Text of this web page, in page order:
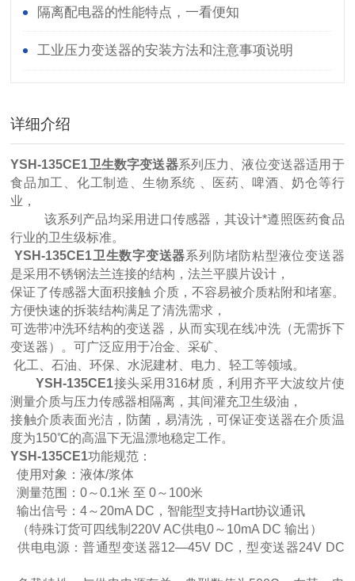
隔离配电器的性能特点，一看便知
工业压力变送器的安装方法和注意事项说明
详细介绍
YSH-135CE1卫生数字变送器系列压力、液位变送器适用于
食品加工、化工制造、生物系统 、医药、啤酒、奶仓等行
业，
该系列产品均采用进口传感器，其设计*遵照医药食品
行业的卫生级标准。
YSH-135CE1卫生数字变送器系列防堵防粘型液位变送器
是采用不锈钢法兰连接的结构，法兰平膜片设计，
保证了传感器大面积接触 介质，不容易被介质粘附和堵塞。
方便快速的拆装结构满足了清洗需求，
可选带冲洗环结构的变送器，从而实现在线冲洗（无需拆下
变送器）。可广泛应用于冶金、采矿、
化工、石油、环保、水泥建材、电力、轻工等领域。
YSH-135CE1接头采用316材质，利用齐平大波纹片使
测量介质与压力传感器相隔离，其间灌充卫生级油，
接触介质表面光洁，防菌，易清洗，可保证变送器在介质温
度为150℃的高温下无温漂地稳定工作。
YSH-135CE1功能规范：
使用对象：液体/浆体
测量范围：0～0.1米 至 0～100米
输出信号：4～20mA DC，智能型支持Hart协议通讯
（特殊订货可四线制220V AC供电0～10mA DC 输出）
供电电源：普通型变送器12—45V DC，型变送器24V DC